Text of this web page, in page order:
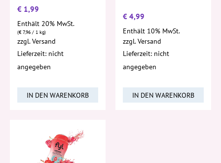
€ 1,99
Enthält 20% MwSt.
(€7,96 / 1 kg)
zzgl.Versand
Lieferzeit: nicht
angegeben
IN DEN WARENKORB
€ 4,99
Enthält 10% MwSt.
zzgl.Versand
Lieferzeit: nicht
angegeben
IN DEN WARENKORB